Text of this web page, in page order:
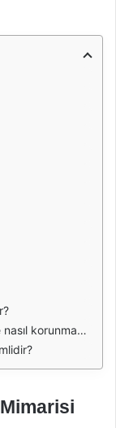
korunmaktadır?